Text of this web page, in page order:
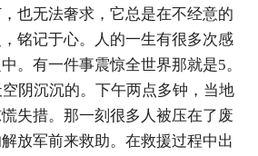
也无法奢求，它总是在不经意的
铭记于心。人的一生有很多次感
。有一件事震惊全世界那就是5。
阴沉沉的。下午两点多钟，当地
失措。那一刻很多人被压在了废
放军前来救助。在救援过程中出